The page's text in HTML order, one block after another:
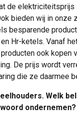
de
bieden wij in onze
besparende
Hr-ketels. Vanaf
ook kopen
De prijs wordt
die ze daarmee
Welk
ondernemen?